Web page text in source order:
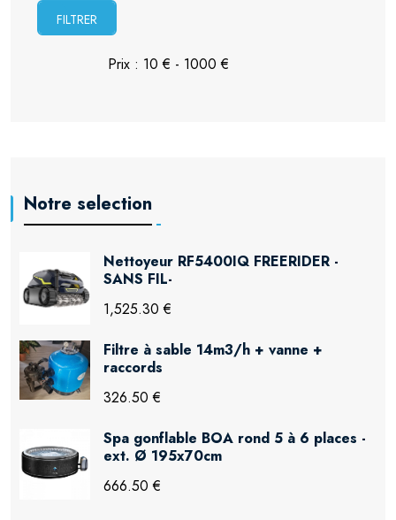
FILTRER
Notre selection
Nettoyeur RF5400IQ FREERIDER -
SANS FIL-
1,525.30 €
Filtre à sable 14m3/h + vanne +
raccords
326.50 €
Spa gonflable BOA rond 5 à 6 places -
ext. Ø 195x70cm
666.50 €